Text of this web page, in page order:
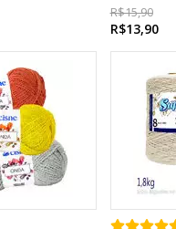
R$15,90
R$13,90